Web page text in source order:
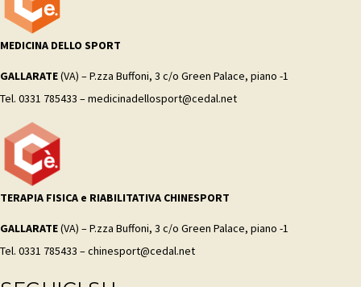
MEDICINA DELLO SPORT
GALLARATE(VA) – P.zza Buffoni, 3 c/o Green Palace, piano -1
Tel. 0331 785433 – medicinadellosport@cedal.net
TERAPIA FISICA e RIABILITATIVA CHINESPORT
GALLARATE(VA) – P.zza Buffoni, 3 c/o Green Palace, piano -1
Tel. 0331 785433 – chinesport@cedal.net